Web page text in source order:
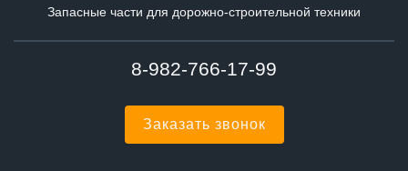
Запасные части для дорожно-строительной техники
8-982-766-17-99
Заказать звонок